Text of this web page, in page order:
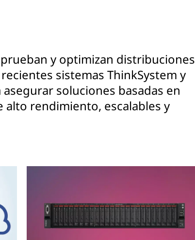
y optimizan distribuciones
sistemas ThinkSystem y
soluciones basadas en
rendimiento, escalables y